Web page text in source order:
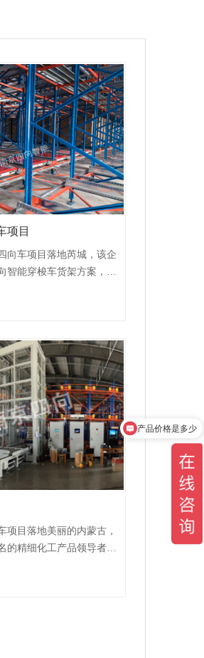
项目
向车项目落地芮城，该企
智能穿梭车货架方案，采
集仓库，实现了高密集存
和智能化。配备6台四向
量以及出入库效率。为客
，实现自动入库、自动出
标。
目落地美丽的内蒙古，
的精细化工产品领导者。
具有精而巧的特点，仓库
类的货物，满足种类繁多
产品价格是多少